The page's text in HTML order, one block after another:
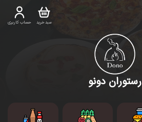
حساب کاربری سبد خرید
رستوران دونو